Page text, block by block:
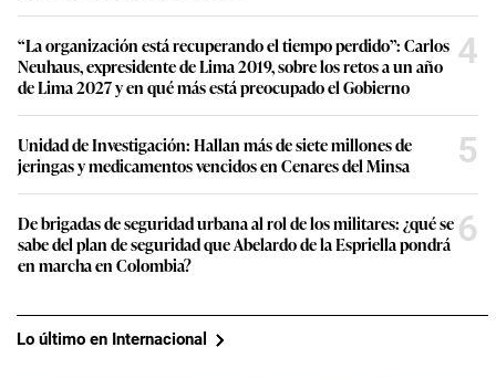
“La organización está recuperando el tiempo perdido”: Carlos
Neuhaus, expresidente de Lima 2019, sobre los retos a un año
de Lima 2027 y en qué más está preocupado el Gobierno
4
Unidad de Investigación: Hallan más de siete millones de
jeringas y medicamentos vencidos en Cenares del Minsa
5
De brigadas de seguridad urbana al rol de los militares: ¿qué se
sabe del plan de seguridad que Abelardo de la Espriella pondrá
en marcha en Colombia?
6
Lo último en Internacional